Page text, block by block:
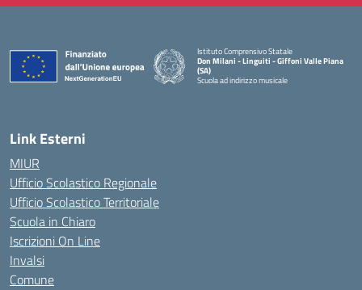
Istituto Comprensivo Statale
Don Milani - Linguiti - Giffoni Valle Piana
(SA)
Scuola ad indirizzo musicale
Link Esterni
MIUR
Ufficio Scolastico Regionale
Ufficio Scolastico Territoriale
Scuola in Chiaro
Iscrizioni On Line
Invalsi
Comune